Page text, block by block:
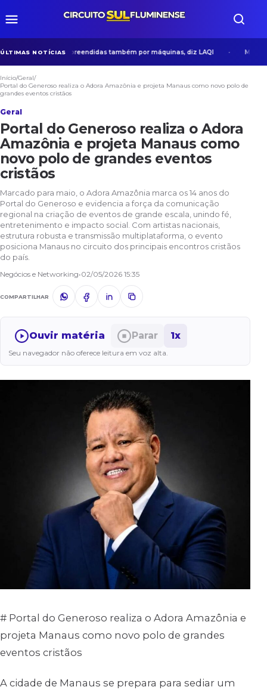
ÚLTIMAS NOTÍCIAS
ser compreendidas também por máquinas, diz LAQI Medicina
Início/Geral/
Portal do Generoso realiza o Adora Amazônia e projeta Manaus como novo polo de
grandes eventos cristãos
Geral
Portal do Generoso realiza o Adora
Amazônia e projeta Manaus como
novo polo de grandes eventos
cristãos
Marcado para maio, o Adora Amazônia marca os 14 anos do
Portal do Generoso e evidencia a força da comunicação
regional na criação de eventos de grande escala, unindo fé,
entretenimento e impacto social. Com artistas nacionais,
estrutura robusta e transmissão multiplataforma, o evento
posiciona Manaus no circuito dos principais encontros cristãos
do país.
Negócios e Networking•02/05/2026 15:35
COMPARTILHAR
Ouvir matéria Parar 1x
Seu navegador não oferece leitura em voz alta.
# Portal do Generoso realiza o Adora Amazônia e
projeta Manaus como novo polo de grandes
eventos cristãos
A cidade de Manaus se prepara para sediar um